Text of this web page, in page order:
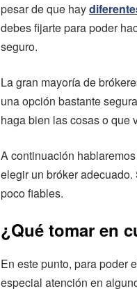
pesar de que hay
debes fijarte para poder
seguro.
La gran mayoría de
una opción bastante
haga bien las cosas o que
A continuación
elegir un bróker
poco fiables.
¿Qué tomar en
En este punto, para poder
especial atención en